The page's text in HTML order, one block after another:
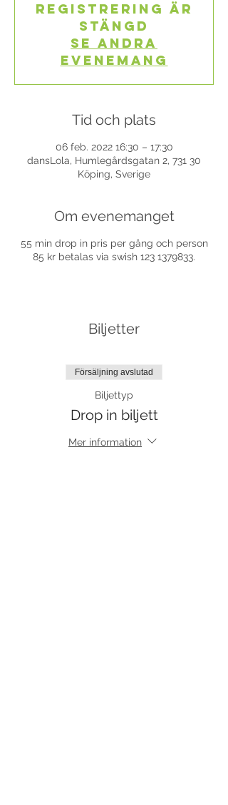
Registrering är
stängd
Se andra
evenemang
Tid och plats
06 feb. 2022 16:30 – 17:30
dansLola, Humlegårdsgatan 2, 731 30
Köping, Sverige
Om evenemanget
55 min drop in pris per gång och person
85 kr betalas via swish 123 1379833.
Biljetter
Försäljning avslutad
Biljettyp
Drop in biljett
Mer information